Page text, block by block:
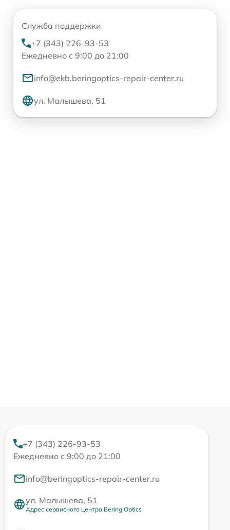
Служба поддержки
+7 (343) 226-93-53
Ежедневно с 9:00 до 21:00
info@ekb.beringoptics-repair-center.ru
ул. Малышева, 51
+7 (343) 226-93-53
Ежедневно с 9:00 до 21:00
info@beringoptics-repair-center.ru
ул. Малышева, 51
Адрес сервисного центра Bering Optics